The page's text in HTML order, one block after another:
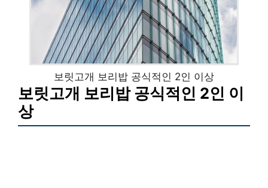
보릿고개 보리밥 공식적인 2인 이상
보릿고개 보리밥 공식적인 2인 이
상